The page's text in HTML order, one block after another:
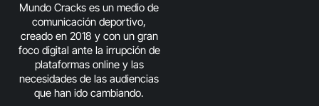
Mundo Cracks es un medio de
comunicación deportivo,
creado en 2018 y con un gran
foco digital ante la irrupción de
plataformas online y las
necesidades de las audiencias
que han ido cambiando.